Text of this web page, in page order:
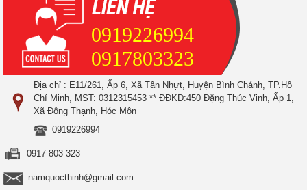
0919226994
0917803323
Địa chỉ : E11/261, Ấp 6, Xã Tân Nhựt, Huyện Bình Chánh, TP.Hồ
Chí Minh, MST: 0312315453 ** ĐĐKD:450 Đặng Thúc Vinh, Ấp 1,
Xã Đông Thạnh, Hóc Môn
0919226994
0917 803 323
namquocthinh@gmail.com